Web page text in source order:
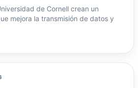
de Cornell crean un
mejora la transmisión de datos y